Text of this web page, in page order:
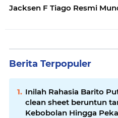
Jacksen F Tiago Resmi
Berita Terpopuler
Inilah Rahasia Barito
clean sheet beruntun
Kebobolan Hingga